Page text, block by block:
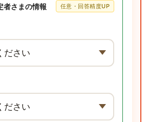
者さまの情報 任意・回答精度UP